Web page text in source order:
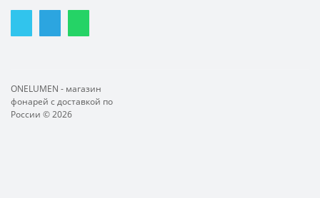
ONELUMEN - магазин
фонарей с доставкой по
России © 2026